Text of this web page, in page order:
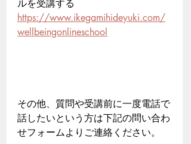
ルを受講する
https://www.ikegamihideyuki.com/
wellbeingonlineschool
その他、質問や受講前に一度電話で
話したいという方は下記の問い合わ
せフォームよりご連絡ください。